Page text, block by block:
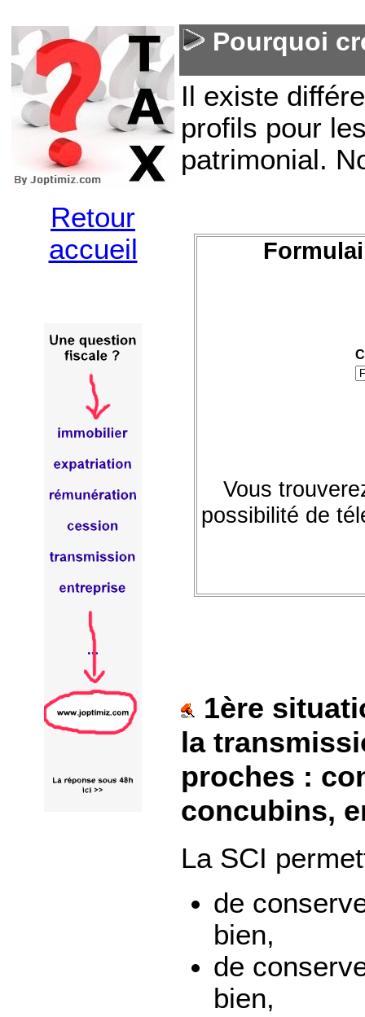
Retour
accueil
Pourquoi
Il existe
profils pour
patrimonial.
Vous
possibilité de
1ère
la
proches :
concubins,
La SCI
de
bien,
de
bien,